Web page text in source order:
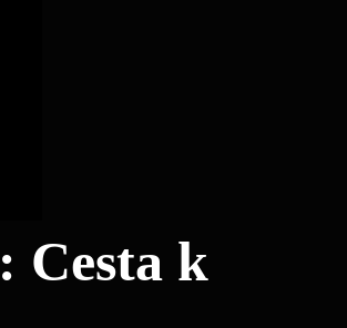
Cesta k